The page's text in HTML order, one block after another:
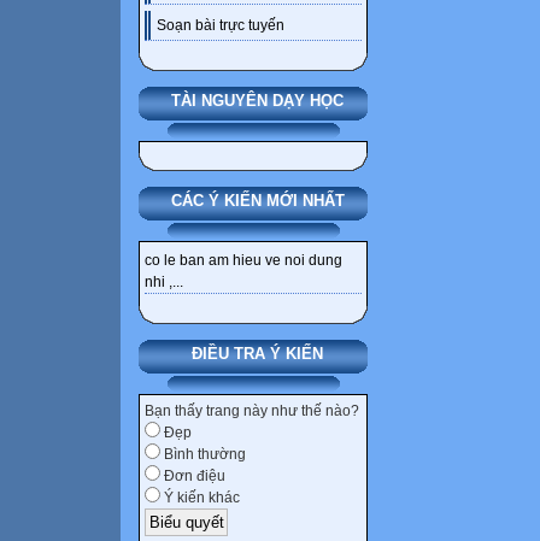
Soạn bài trực tuyến
TÀI NGUYÊN DẠY HỌC
CÁC Ý KIẾN MỚI NHẤT
co le ban am hieu ve noi dung
nhi ,...
ĐIỀU TRA Ý KIẾN
Bạn thấy trang này như thế nào?
Đẹp
Bình thường
Đơn điệu
Ý kiến khác